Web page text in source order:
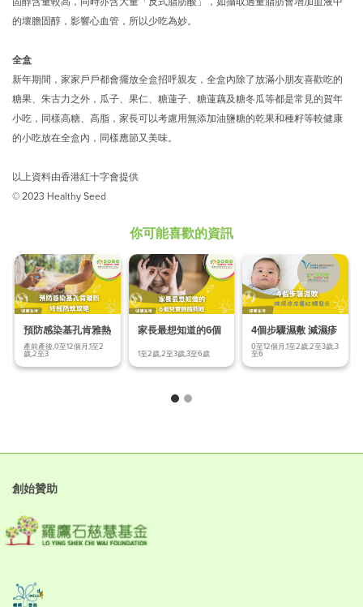
的壞膽固醇，影響心血管，所以少吃為妙。
全盒
新年期間，家家戶戶都會擺放全盒招呼親友，全盒內除了放滿小朋友喜歡吃的
糖果、朱古力之外，瓜子、果仁、糖蓮子、糖蓮藕及糖冬瓜等都是常見的賀年
小吃，同樣高糖、高脂，家長可以考慮用無添加油鹽糖的乾果和種籽等較健康
的小吃放在全盒內，同樣應節又美味。
以上資料由香港紅十字會提供
© 2023 Healthy Seed
你可能喜歡的資訊
預防感染基孔肯雅熱
終極防蚊
產前產後,0至12個月,1至2
歲,2至3
家長最想知道的6個
1至2歲,2至3歲,3至6歲
4個步驟濕敷 減濕疹
皮膚紅腫發炎
0至12個月,1至2歲,2至3歲,3
至6
創始贊助